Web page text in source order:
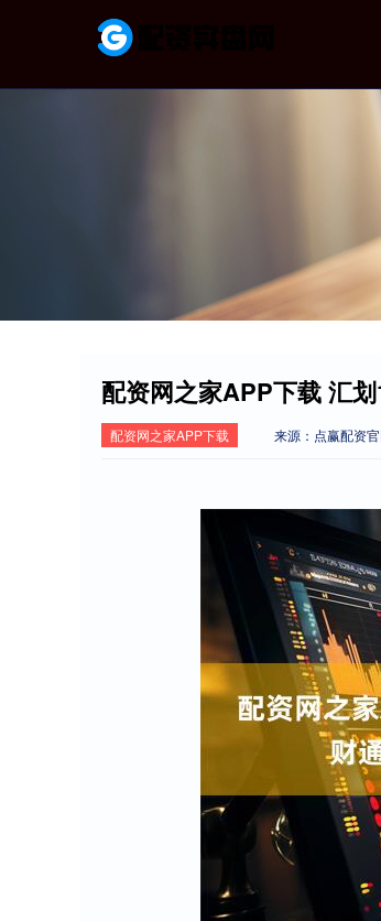
配资网之家APP下载 汇
配资网之家APP下载 来源：点赢配资